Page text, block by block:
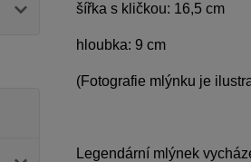
šířka s kličkou: 16,5 cm
hloubka: 9 cm
(Fotografie mlýnku je
Legendární mlýnek